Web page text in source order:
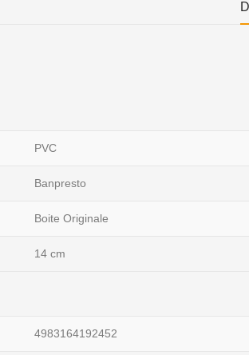
PVC
Banpresto
Boite Originale
14 cm
4983164192452